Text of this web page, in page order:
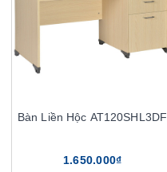
Bàn Liền Hộc AT120SHL3DF
1.650.000₫